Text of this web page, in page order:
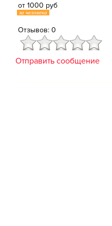
от 1000 руб
за человека
Отзывов: 0
Отправить сообщение